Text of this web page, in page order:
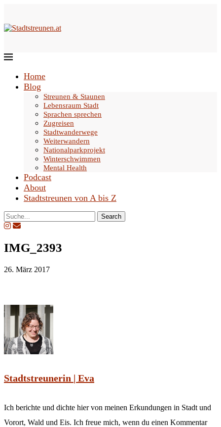
Home
Blog
Streunen & Staunen
Lebensraum Stadt
Sprachen sprechen
Zugreisen
Stadtwanderwege
Weiterwandern
Nationalparkprojekt
Winterschwimmen
Mental Health
Podcast
About
Stadtstreunen von A bis Z
Search
IMG_2393
26. März 2017
Stadtstreunerin | Eva
Ich berichte und dichte hier von meinen Erkundungen in Stadt und
Vorort, Wald und Eis. Ich freue mich, wenn du einen Kommentar